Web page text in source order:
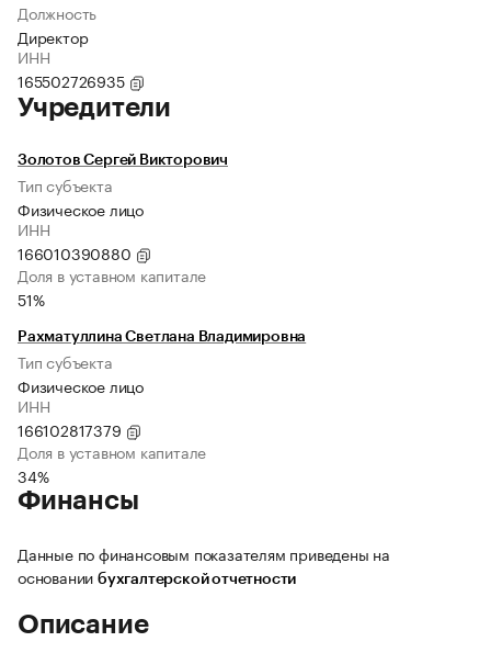
Должность
Директор
ИНН
165502726935
Учредители
Золотов Сергей Викторович
Тип субъекта
Физическое лицо
ИНН
166010390880
Доля в уставном капитале
51%
Рахматуллина Светлана Владимировна
Тип субъекта
Физическое лицо
ИНН
166102817379
Доля в уставном капитале
34%
Финансы
Данные по финансовым показателям приведены на
основании бухгалтерской отчетности
Описание